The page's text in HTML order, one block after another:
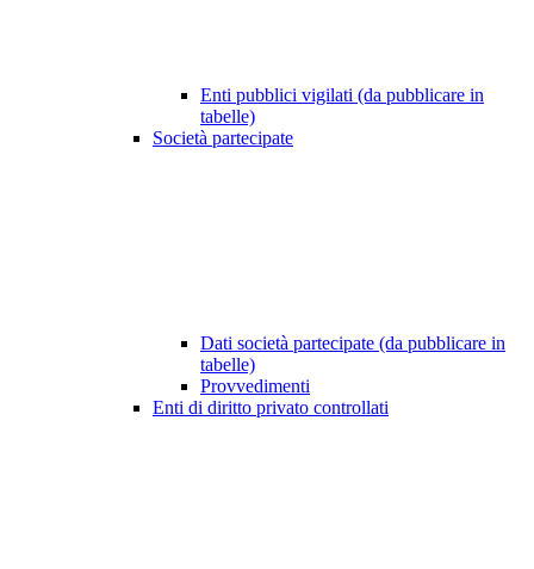
Enti pubblici vigilati (da pubblicare in
tabelle)
Società partecipate
Dati società partecipate (da pubblicare in
tabelle)
Provvedimenti
Enti di diritto privato controllati